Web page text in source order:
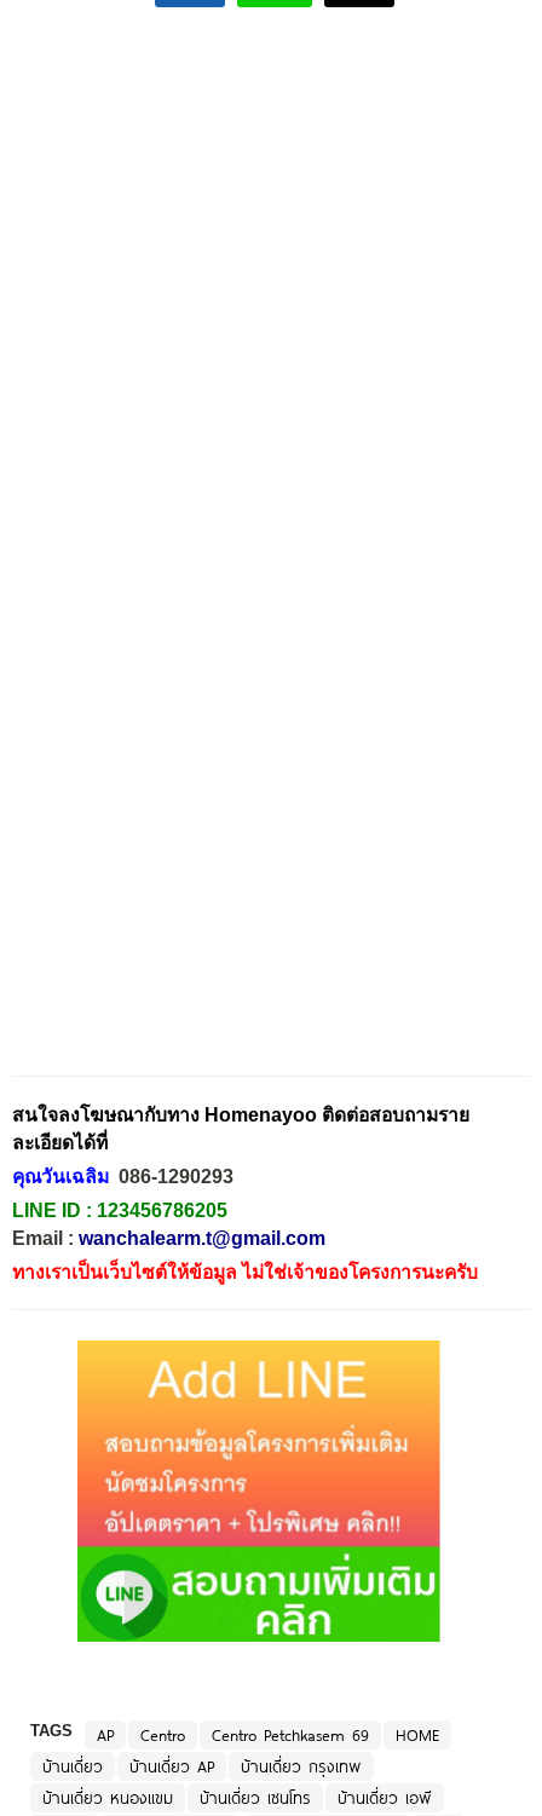
สนใจลงโฆษณากับทาง Homenayoo ติดต่อสอบถามราย
ละเอียดได้ที่
คุณวันเฉลิม 086-1290293
LINE ID : 123456786205
Email : wanchalearm.t@gmail.com
ทางเราเป็นเว็บไซต์ให้ข้อมูล ไม่ใช่เจ้าของโครงการนะครับ
TAGS AP Centro Centro Petchkasem 69
HOME
บ้านเดี่ยว
บ้านเดี่ยว AP
บ้านเดี่ยว กรุงเทพ
บ้านเดี่ยว หนองแขม
บ้านเดี่ยว เซนโทร
บ้านเดี่ยว เอพี